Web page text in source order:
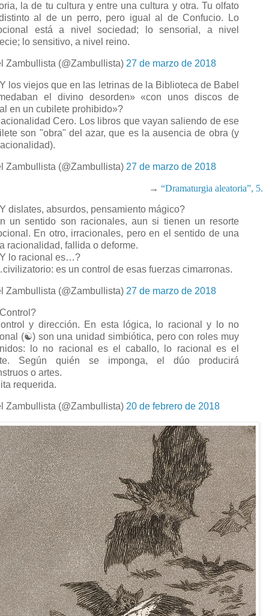
la de tu cultura y entre una cultura y otra. Tu olfato
al de un perro, pero igual al de Confucio. Lo
está a nivel sociedad; lo sensorial, a nivel
lo sensitivo, a nivel reino.
Zambullista (@Zambullista) 27 de marzo de 2018
los viejos que en las letrinas de la Biblioteca de Babel
el divino desorden» «con unos discos de
en un cubilete prohibido»?
Cero. Los libros que vayan saliendo de ese
son "obra" del azar, que es la ausencia de obra (y
Zambullista (@Zambullista) 27 de marzo de 2018
→ “Dramaturgia aleatoria”, 5.
dislates, absurdos, pensamiento mágico?
un sentido son racionales, aun si tienen un resorte
En otro, irracionales, pero en el sentido de una
racionalidad, fallida o deforme.
lo racional es…?
es un control de esas fuerzas cimarronas.
Zambullista (@Zambullista) 27 de marzo de 2018
y dirección. En esta lógica, lo racional y lo no
(☯️) son una unidad simbiótica, pero con roles muy
lo no racional es el caballo, lo racional es el
Según quién se imponga, el dúo producirá
o artes.
requerida.
Zambullista (@Zambullista) 20 de febrero de 2018